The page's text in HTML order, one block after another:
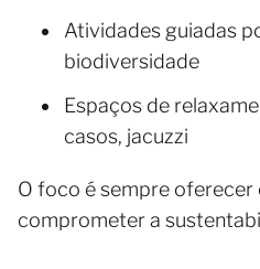
Atividades guiadas
biodiversidade
Espaços de
casos, jacuzzi
O foco é sempre
comprometer a